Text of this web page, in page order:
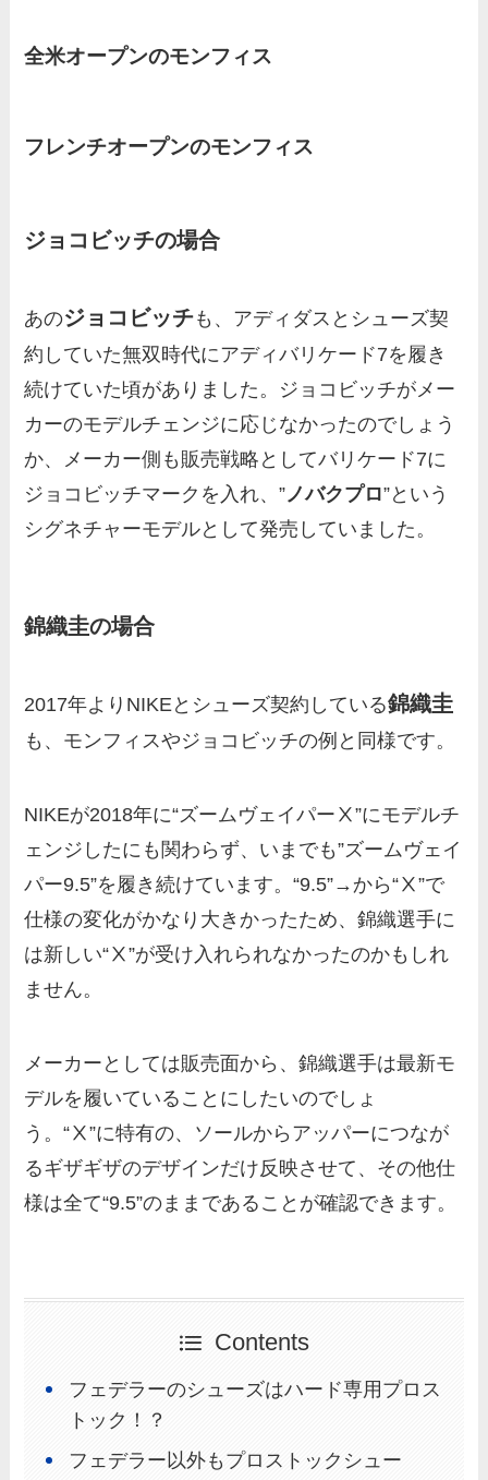
全米オープンのモンフィス
フレンチオープンのモンフィス
ジョコビッチの場合
あのジョコビッチも、アディダスとシューズ契
約していた無双時代にアディバリケード7を履き
続けていた頃がありました。ジョコビッチがメー
カーのモデルチェンジに応じなかったのでしょう
か、メーカー側も販売戦略としてバリケード7に
ジョコビッチマークを入れ、”ノバクプロ”という
シグネチャーモデルとして発売していました。
錦織圭の場合
2017年よりNIKEとシューズ契約している錦織圭
も、モンフィスやジョコビッチの例と同様です。
NIKEが2018年に“ズームヴェイパーⅩ”にモデルチ
ェンジしたにも関わらず、いまでも”ズームヴェイ
パー9.5”を履き続けています。“9.5”→から“Ⅹ”で
仕様の変化がかなり大きかったため、錦織選手に
は新しい“Ⅹ”が受け入れられなかったのかもしれ
ません。
メーカーとしては販売面から、錦織選手は最新モ
デルを履いていることにしたいのでしょ
う。“Ⅹ”に特有の、ソールからアッパーにつなが
るギザギザのデザインだけ反映させて、その他仕
様は全て“9.5”のままであることが確認できます。
Contents
フェデラーのシューズはハード専用プロス
トック！？
フェデラー以外もプロストックシュー